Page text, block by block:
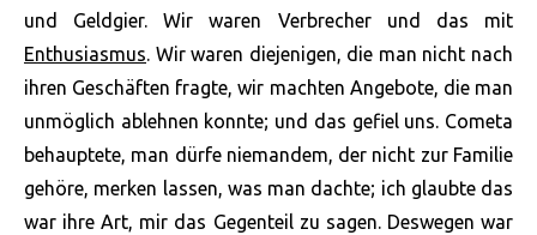
und Geldgier. Wir waren Verbrecher und das mit
Enthusiasmus. Wir waren diejenigen, die man nicht nach
ihren Geschäften fragte, wir machten Angebote, die man
unmöglich ablehnen konnte; und das gefiel uns. Cometa
behauptete, man dürfe niemandem, der nicht zur Familie
gehöre, merken lassen, was man dachte; ich glaubte das
war ihre Art, mir das Gegenteil zu sagen. Deswegen war